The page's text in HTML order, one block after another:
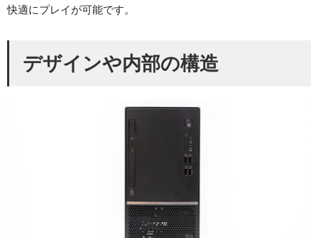
快適にプレイが可能です。
デザインや内部の構造